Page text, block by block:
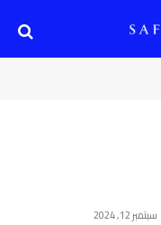
سبتمبر 12, 2024